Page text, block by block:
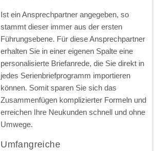
Ist ein Ansprechpartner angegeben, so
stammt dieser immer aus der ersten
Führungsebene. Für diese Ansprechpartner
erhalten Sie in einer eigenen Spalte eine
personalisierte Briefanrede, die Sie direkt in
jedes Serienbriefprogramm importieren
können. Somit sparen Sie sich das
Zusammenfügen komplizierter Formeln und
erreichen Ihre Neukunden schnell und ohne
Umwege.
Umfangreiche